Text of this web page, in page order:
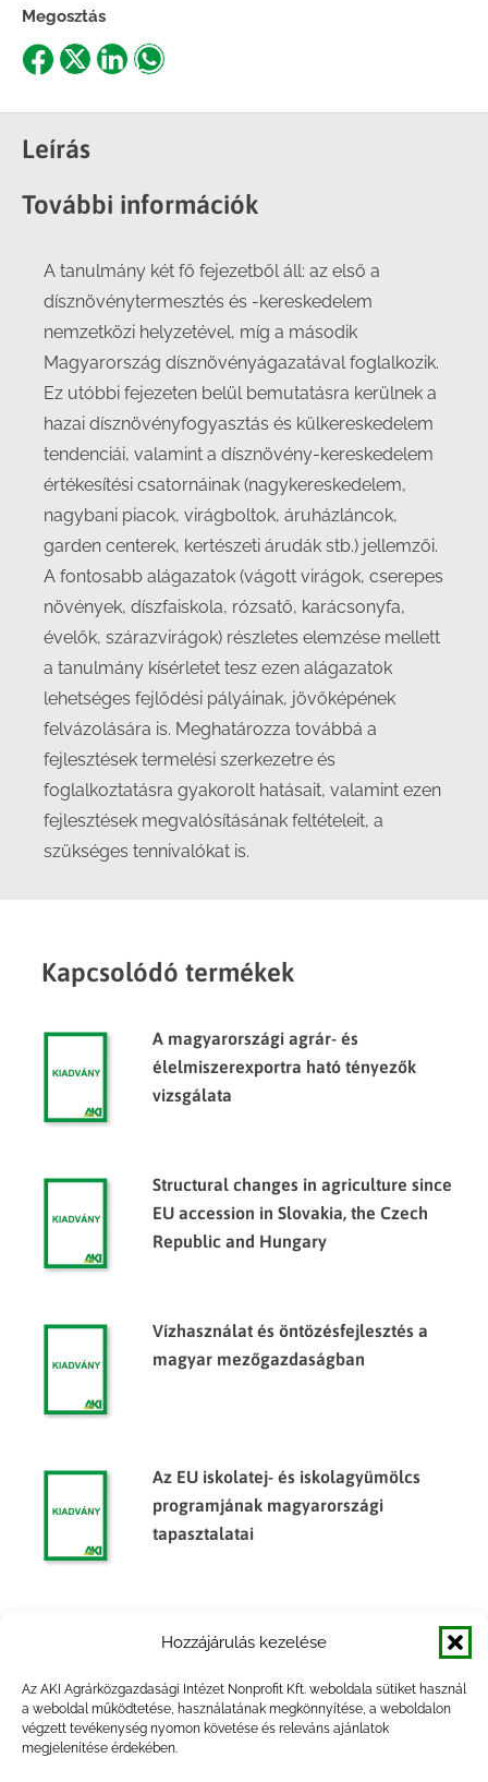
Hozzájárulás kezelése
Az AKI Agrárközgazdasági Intézet Nonprofit Kft. weboldala sütiket használ
a weboldal működtetése, használatának megkönnyítése, a weboldalon
végzett tevékenység nyomon követése és releváns ajánlatok
megjelenítése érdekében.
Megosztás
Share
Facebook
Share
X
ShareShare
Leírás
További információk
A tanulmány két fő fejezetből áll: az első a
dísznövénytermesztés és -kereskedelem
nemzetközi helyzetével, míg a második
Magyarország dísznövényágazatával foglalkozik.
Ez utóbbi fejezeten belül bemutatásra kerülnek a
hazai dísznövényfogyasztás és külkereskedelem
tendenciái, valamint a dísznövény-kereskedelem
értékesítési csatornáinak (nagykereskedelem,
nagybani piacok, virágboltok, áruházláncok,
garden centerek, kertészeti árudák stb.) jellemzői.
A fontosabb alágazatok (vágott virágok, cserepes
növények, díszfaiskola, rózsatő, karácsonyfa,
évelők, szárazvirágok) részletes elemzése mellett
a tanulmány kísérletet tesz ezen alágazatok
lehetséges fejlődési pályáinak, jövőképének
felvázolására is. Meghatározza továbbá a
fejlesztések termelési szerkezetre és
foglalkoztatásra gyakorolt hatásait, valamint ezen
fejlesztések megvalósításának feltételeit, a
szükséges tennivalókat is.
Kapcsolódó termékek
A magyarországi agrár- és
élelmiszerexportra ható tényezők
vizsgálata
Structural changes in agriculture since
EU accession in Slovakia, the Czech
Republic and Hungary
Vízhasználat és öntözésfejlesztés a
magyar mezőgazdaságban
Az EU iskolatej- és iskolagyümölcs
programjának magyarországi
tapasztalatai
A biomassza energetikai célú termelése
Magyarországon